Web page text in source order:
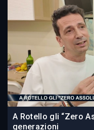
A Rotello gli “Zero
generazioni